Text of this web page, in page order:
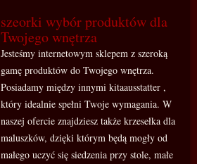
szeorki wybór produktów dla
Twojego wnętrza
Jesteśmy internetowym sklepem z szeroką
gamę produktów do Twojego wnętrza.
Posiadamy między innymi kitaausstatter ,
który idealnie spełni Twoje wymagania. W
naszej ofercie znajdziesz także krzesełka dla
maluszków, dzięki którym będą mogły od
małego uczyć się siedzenia przy stole, małe